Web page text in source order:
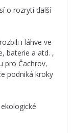
o rozrytí další
i láhve ve
baterie a atd. ,
pro Čachrov,
podniká kroky